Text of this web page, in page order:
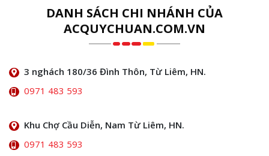
DANH SÁCH CHI NHÁNH CỦA
ACQUYCHUAN.COM.VN
3 nghách 180/36 Đình Thôn, Từ Liêm, HN.
0971 483 593
Khu Chợ Cầu Diễn, Nam Từ Liêm, HN.
0971 483 593